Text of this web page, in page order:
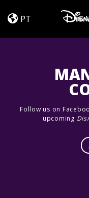
Dance
PT
Follow us on
upcoming